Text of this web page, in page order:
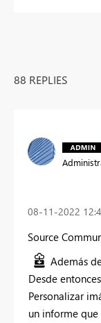
88 REPLIES
‎08-11-2022
Source
Además
Desde
Personalizar
un informe